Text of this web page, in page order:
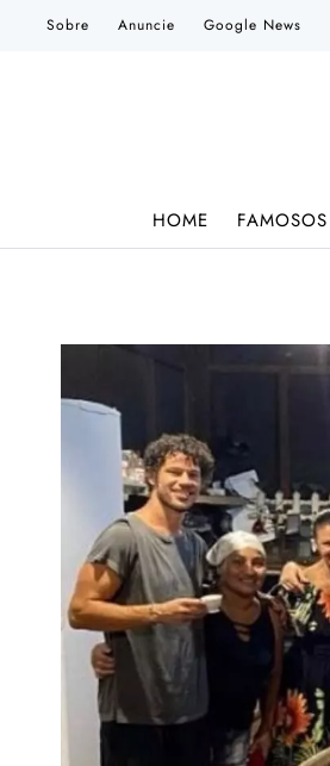
Sobre Anuncie Google News
HOME FAMOSOS